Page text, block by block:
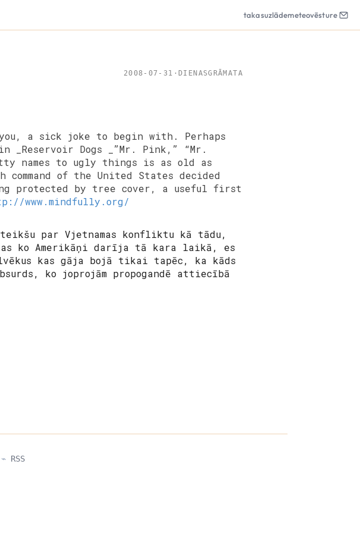
takasuzlādemeteovēsture
2008-07-31 · DIENASGRĀMATA
a sick joke to begin with. Perhaps
_Reservoir Dogs _”Mr. Pink,” “Mr.
names to ugly things is as old as
of the United States decided
protected by tree cover, a useful first
www.mindfully.org/
par Vjetnamas konfliktu kā tādu,
ko Amerikāņi darīja tā kara laikā, es
kas gāja bojā tikai tapēc, ka kāds
ko joprojām propogandē attiecībā
⌁ RSS